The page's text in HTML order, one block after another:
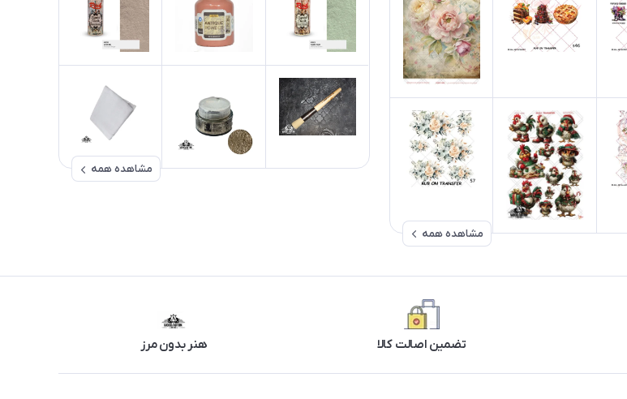
مشاهده همه
مشاهده همه
تضمین اصالت کالا هنر بدون مرز